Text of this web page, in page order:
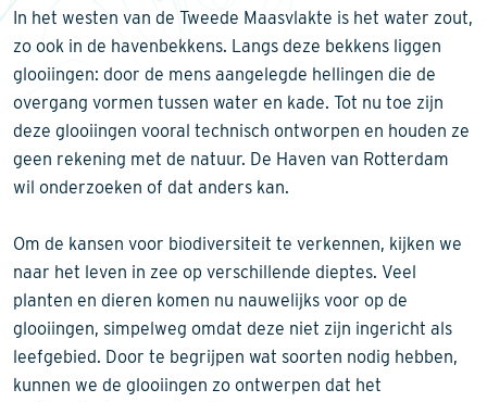
In het westen van de Tweede Maasvlakte is het water zout,
zo ook in de havenbekkens. Langs deze bekkens liggen
glooiingen: door de mens aangelegde hellingen die de
overgang vormen tussen water en kade. Tot nu toe zijn
deze glooiingen vooral technisch ontworpen en houden ze
geen rekening met de natuur. De Haven van Rotterdam
wil onderzoeken of dat anders kan.
Om de kansen voor biodiversiteit te verkennen, kijken we
naar het leven in zee op verschillende dieptes. Veel
planten en dieren komen nu nauwelijks voor op de
glooiingen, simpelweg omdat deze niet zijn ingericht als
leefgebied. Door te begrijpen wat soorten nodig hebben,
kunnen we de glooiingen zo ontwerpen dat het